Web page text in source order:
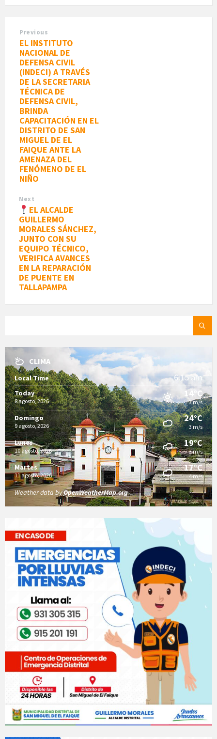
Previous
EL INSTITUTO
NACIONAL DE
DEFENSA CIVIL
(INDECI) A TRAVÉS
DE LA SECRETARIA
TÉCNICA DE
DEFENSA CIVIL,
BRINDA
CAPACITACIÓN EN EL
DISTRITO DE SAN
MIGUEL DE EL
FAIQUE ANTE LA
AMENAZA DEL
FENÓMENO DE EL
NIÑO
Next
EL ALCALDE
GUILLERMO
MORALES SÁNCHEZ,
JUNTO CON SU
EQUIPO TÉCNICO,
VERIFICA AVANCES
EN LA REPARACIÓN
DE PUENTE EN
TALLAPAMPA
CLIMA
Local Time 6:15 am
Today
8 agosto, 2026
14°C
3 m/s
Domingo
9 agosto, 2026
24°C
3 m/s
Lunes
10 agosto, 2026
19°C
3 m/s
Martes
11 agosto, 2026
17°C
4 m/s
Weather data byOpenWeatherMap.org